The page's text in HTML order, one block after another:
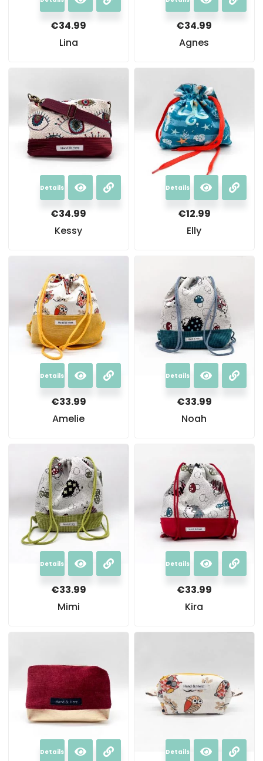
€34.99
Lina
€34.99
Agnes
Details
€34.99
Kessy
Details
€12.99
Elly
Details
€33.99
Amelie
Details
€33.99
Noah
Details
€33.99
Mimi
Details
€33.99
Kira
Details Details